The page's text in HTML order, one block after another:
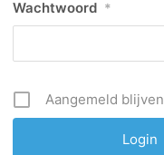
Wachtwoord *
Aangemeld blijven